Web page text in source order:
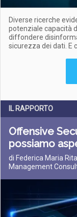
Diverse ricerche
potenziale capacità
diffondere
sicurezza dei dati. E
IL RAPPORTO
Offensive
possiamo
di Federica Maria
Management